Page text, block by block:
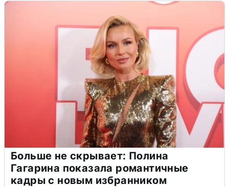
Больше не скрывает: Полина
Гагарина показала романтичные
кадры с новым избранником